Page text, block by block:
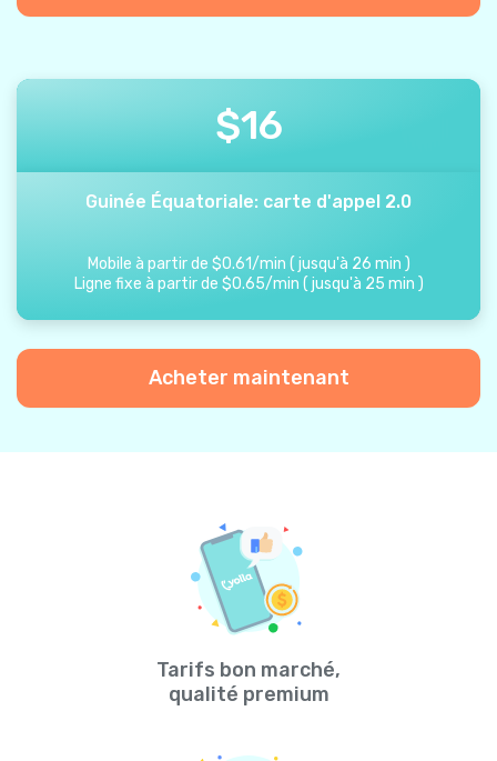
$16
Guinée Équatoriale: carte d'appel 2.0
Mobile à partir de $0.61/min ( jusqu'à 26 min )
Ligne fixe à partir de $0.65/min ( jusqu'à 25 min )
Acheter maintenant
Tarifs bon marché,
qualité premium